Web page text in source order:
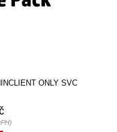
ONLY SVC